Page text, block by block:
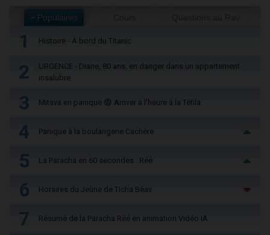
+ Populaires
1 Histoire - À bord du Titanic
2
URGENCE - Diane, 80 ans, en danger dans un appartement
insalubre
3 Mitsva en panique 😨 Arriver à l'heure à la Téfila
4 Panique à la boulangerie Cachère
5 La Paracha en 60 secondes : Réé
6 Horaires du Jeûne de Ticha Béav
7 Résumé de la Paracha Réé en animation Vidéo IA